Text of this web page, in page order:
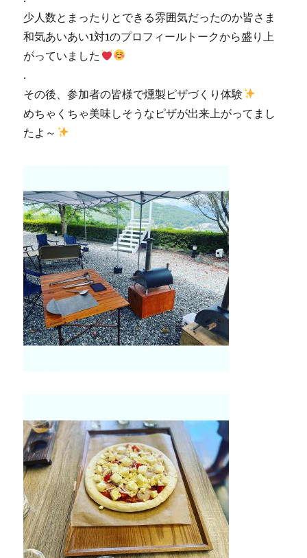
少人数とまったりとできる雰囲気だったのか皆さま
和気あいあい1対1のプロフィールトークから盛り上
がっていました
.
その後、参加者の皆様で燻製ピザづくり体験
めちゃくちゃ美味しそうなピザが出来上がってまし
たよ～